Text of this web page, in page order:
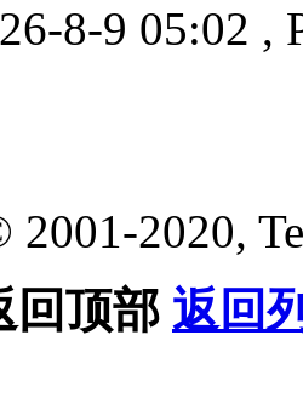
8-9 05:02 ,
2020,
回顶部 返回